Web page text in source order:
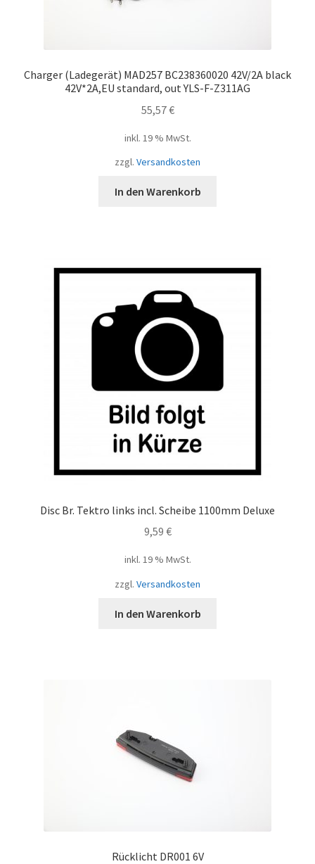
Charger (Ladegerät) MAD257 BC238360020 42V/2A black
42V*2A,EU standard, out YLS-F-Z311AG
55,57€
inkl. 19 % MwSt.
zzgl. Versandkosten
In den Warenkorb
Disc Br. Tektro links incl. Scheibe 1100mm Deluxe
9,59 €
inkl. 19 % MwSt.
zzgl. Versandkosten
In den Warenkorb
Rücklicht DR001 6V